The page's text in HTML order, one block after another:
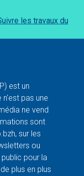
les travaux du
est un
pas une
ne vend
sont
sur les
ou
pour la
plus en plus